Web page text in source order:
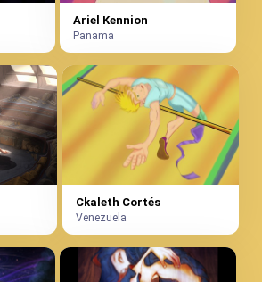
Ariel Kennion
Panama
Ckaleth Cortés
Venezuela